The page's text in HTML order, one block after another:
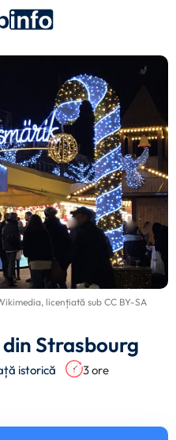
, licențiată sub CC BY-SA
Strasbourg
istorică 3 ore